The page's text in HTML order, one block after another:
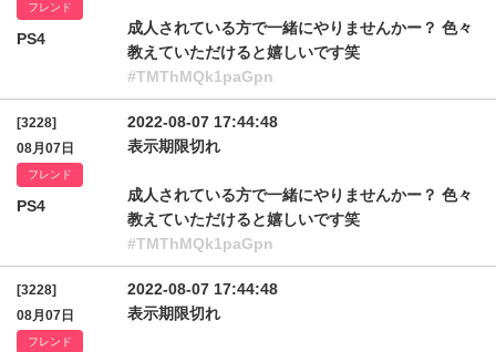
フレンド
PS4
成人されている方で一緒にやりませんかー？ 色々
教えていただけると嬉しいです笑
#TMThMQk1paGpn
[3228]
08月07日
フレンド
PS4
2022-08-07 17:44:48
表示期限切れ
成人されている方で一緒にやりませんかー？ 色々
教えていただけると嬉しいです笑
#TMThMQk1paGpn
[3228]
08月07日
フレンド
2022-08-07 17:44:48
表示期限切れ